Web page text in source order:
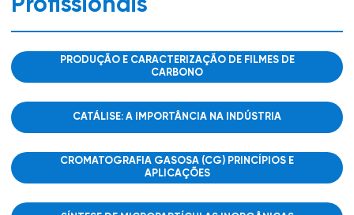
Profissionais
PRODUÇÃO E CARACTERIZAÇÃO DE FILMES DE
CARBONO
CATÁLISE: A IMPORTÂNCIA NA INDÚSTRIA
CROMATOGRAFIA GASOSA (CG) PRINCÍPIOS E
APLICAÇÕES